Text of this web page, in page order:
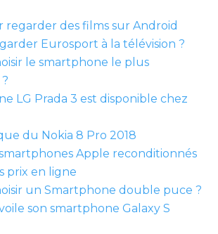
regarder des films sur Android
Eurosport à la télévision ?
le smartphone le plus
LG Prada 3 est disponible chez
du Nokia 8 Pro 2018
Apple reconditionnés
prix en ligne
un Smartphone double puce ?
son smartphone Galaxy S